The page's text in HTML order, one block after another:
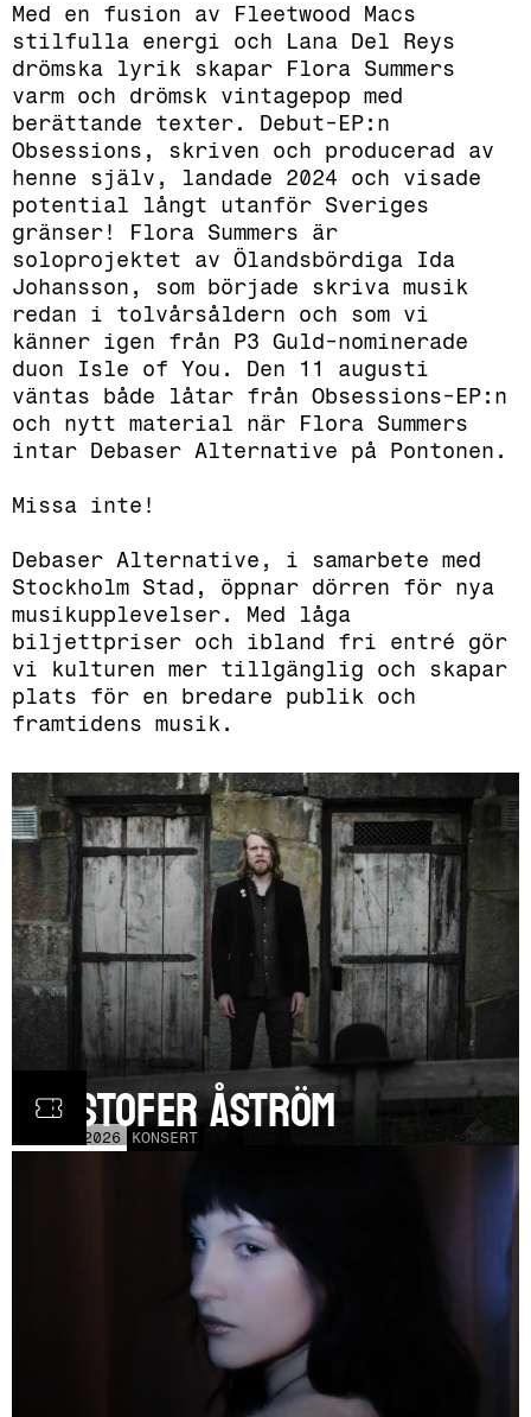
Med en fusion av Fleetwood Macs
stilfulla energi och Lana Del Reys
drömska lyrik skapar Flora Summers
varm och drömsk vintagepop med
berättande texter. Debut-EP:n
Obsessions, skriven och producerad av
henne själv, landade 2024 och visade
potential långt utanför Sveriges
gränser! Flora Summers är
soloprojektet av Ölandsbördiga Ida
Johansson, som började skriva musik
redan i tolvårsåldern och som vi
känner igen från P3 Guld-nominerade
duon Isle of You. Den 11 augusti
väntas både låtar från Obsessions-EP:n
och nytt material när Flora Summers
intar Debaser Alternative på Pontonen.
Missa inte!
Debaser Alternative, i samarbete med
Stockholm Stad, öppnar dörren för nya
musikupplevelser. Med låga
biljettpriser och ibland fri entré gör
vi kulturen mer tillgänglig och skapar
plats för en bredare publik och
framtidens musik.
2026 KONSERT
Kristofer Åström